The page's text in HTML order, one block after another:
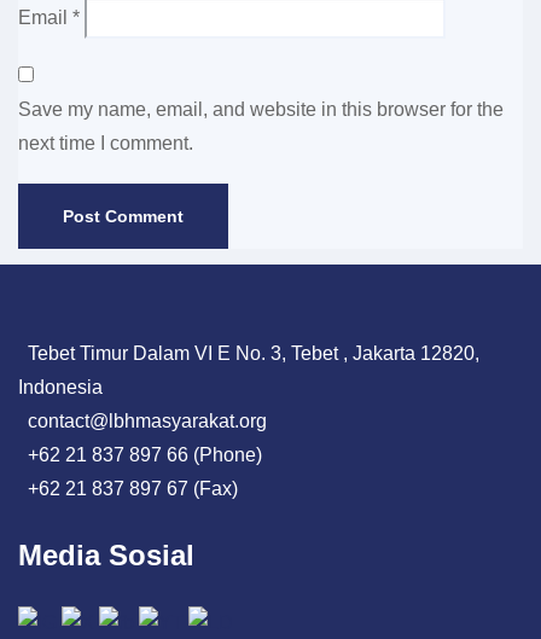
Email *
Save my name, email, and website in this browser for the
next time I comment.
Tebet Timur Dalam VI E No. 3, Tebet , Jakarta 12820,
Indonesia
contact@lbhmasyarakat.org
+62 21 837 897 66 (Phone)
+62 21 837 897 67 (Fax)
Media Sosial